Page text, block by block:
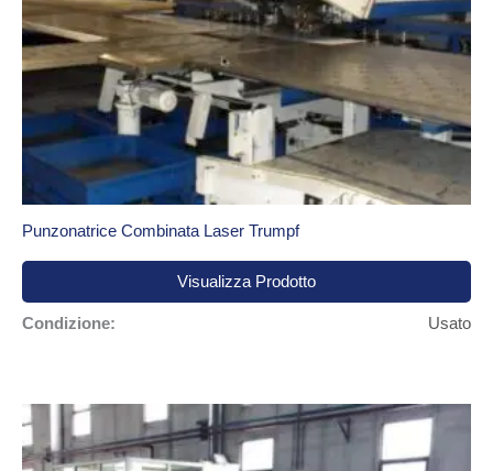
Punzonatrice Combinata Laser Trumpf
Visualizza Prodotto
Condizione: Usato